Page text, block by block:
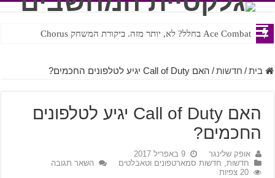
Ace Combat בחלל? לא, יותר מזה. ביקורת המשחק Chorus
Steven Universe והשירים שתורגמו בצורה נוראית לעברית
בית / חדשות / האם Call of Duty יגיע לטלפונים החכמים?
האם Call of Duty יגיע לטלפונים
החכמים?
אופק שלינגר
9 באפריל 2017
חדשות, חדשות סמארטפונים וטאבלטים
השאר תגובה
20 צפיות